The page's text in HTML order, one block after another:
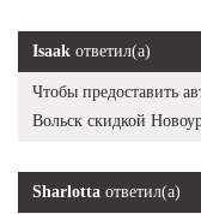
Isaak ответил(а)
Чтобы предоставить
Вольск скидкой
Sharlotta ответил(а)